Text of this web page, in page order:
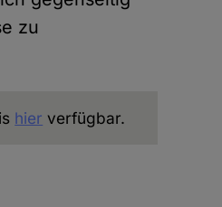
zu
hier verfügbar.